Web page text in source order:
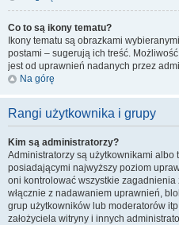
Co to są ikony tematu?
Ikony tematu są obrazkami
postami – sugerują ich treść.
jest od uprawnień nadanych przez
Na górę
Rangi użytkownika i grupy
Kim są administratorzy?
Administratorzy są użytkownikami albo
posiadającymi najwyższy poziom
oni kontrolować wszystkie
włącznie z nadawaniem uprawnień,
grup użytkowników lub moderatorów
założyciela witryny i innych